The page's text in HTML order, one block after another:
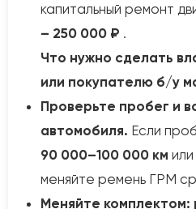
капитальный ремонт
– 250 000 ₽ .
Что нужно сделать
или покупателю б/у
Проверьте пробег и
автомобиля. Если
90 000–100 000 км
меняйте ремень ГРМ
Меняйте комплектом: